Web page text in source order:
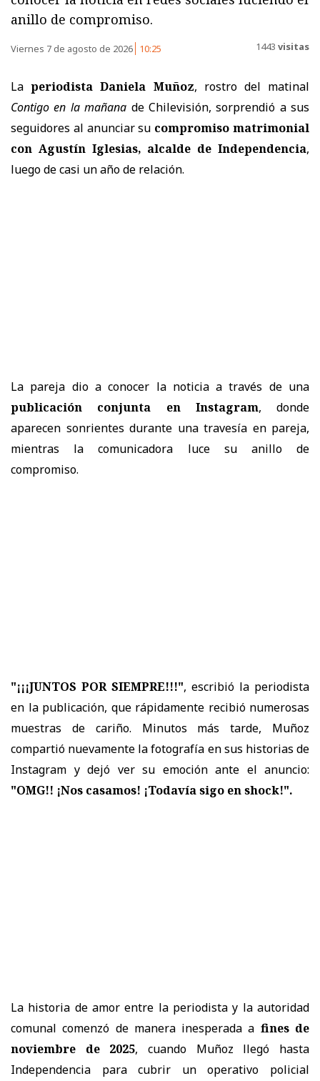
anillo de compromiso.
Viernes 7 de agosto de 2026 10:25 1443 visitas
Laperiodista Daniela Muñoz, rostro del matinal
Contigo en la mañana de Chilevisión, sorprendió a sus
seguidores al anunciar su compromiso matrimonial
con Agustín Iglesias, alcalde de Independencia,
luego de casi un año de relación.
La pareja dio a conocer la noticia a través de una
publicación conjunta en Instagram, donde
aparecen sonrientes durante una travesía en pareja,
mientras la comunicadora luce su anillo de
compromiso.
"¡¡¡JUNTOS POR SIEMPRE!!!", escribió la periodista
en la publicación, que rápidamente recibió numerosas
muestras de cariño. Minutos más tarde, Muñoz
compartió nuevamente la fotografía en sus historias de
Instagram y dejó ver su emoción ante el anuncio:
"OMG!! ¡Nos casamos! ¡Todavía sigo en shock!".
La historia de amor entre la periodista y la autoridad
comunal comenzó de manera inesperada a fines de
noviembre de 2025, cuando Muñoz llegó hasta
Independencia para cubrir un operativo policial